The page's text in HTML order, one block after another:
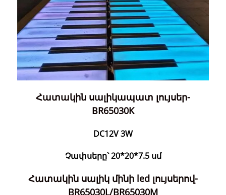
Հատակին սալիկապատ լույսեր-
BR65030K
DC12V 3W
Չափսերը՝ 20*20*7.5 սմ
Հատակին սալիկ մինի led լույսերով-
BR65030L/BR65030M